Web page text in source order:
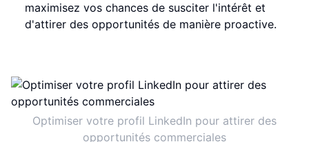
maximisez vos chances de susciter l'intérêt et
d'attirer des opportunités de manière proactive.
Optimiser votre profil LinkedIn pour attirer des
opportunités commerciales